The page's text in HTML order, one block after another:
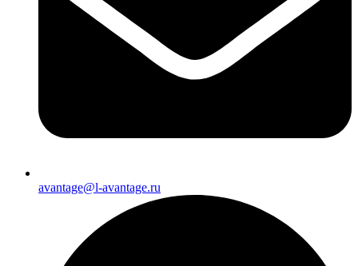
avantage@l-avantage.ru